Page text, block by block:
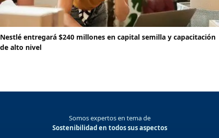
Nestlé entregará $240 millones en capital semilla y capacitación
de alto nivel
Somos expertos en tema de
Sostenibilidad en todos sus aspectos